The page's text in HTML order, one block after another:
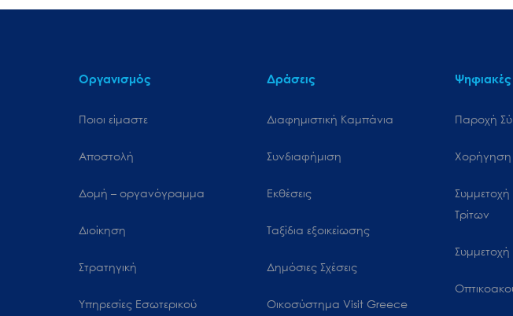
Οργανισμός
Ποιοι είμαστε
Αποστολή
Δομή – οργανόγραμμα
Διοίκηση
Στρατηγική
Υπηρεσίες Εσωτερικού
Δράσεις
Διαφημιστική Καμπάνια
Συνδιαφήμιση
Εκθέσεις
Ταξίδια εξοικείωσης
Δημόσιες Σχέσεις
Oικοσύστημα Visit Greece
Παροχή
Χορήγηση
Τρίτων
Συμμετοχή